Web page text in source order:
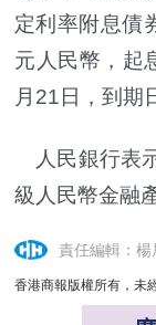
定利率附息債
元人民幣，起
月21日，到期
人民銀行表
級人民幣金融
責任編輯：楊
香港商報版權所有，未